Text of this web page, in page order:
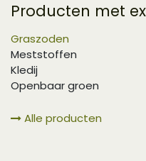
Producten met
Graszoden
Meststoffen
Kledij
Openbaar groen
Alle producten